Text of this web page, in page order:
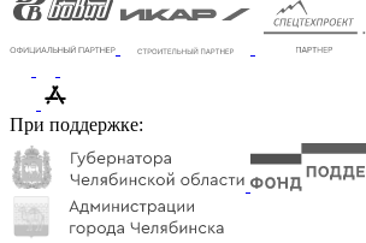
При поддержке: